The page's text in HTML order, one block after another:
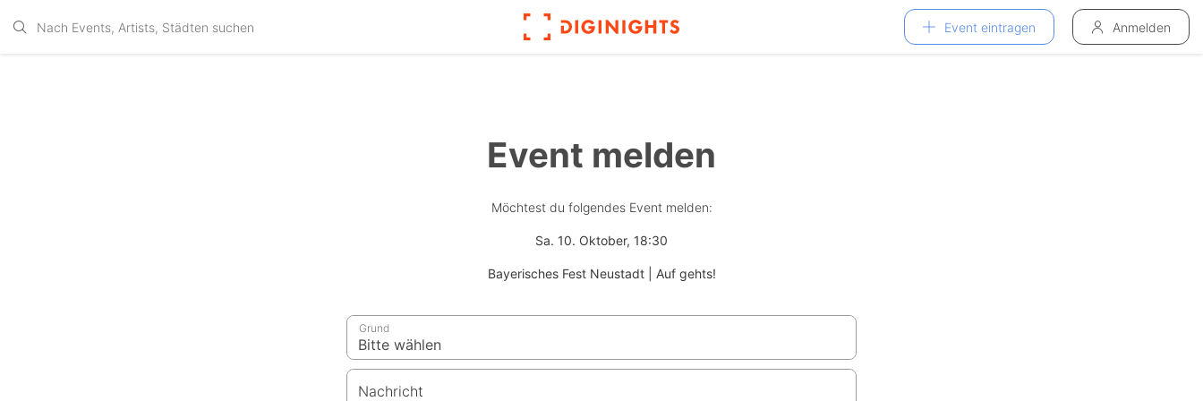
Event eintragen Anmelden
Event melden
Möchtest du folgendes Event melden:
Sa. 10. Oktober, 18:30
Bayerisches Fest Neustadt | Auf gehts!
Grund
Nachricht